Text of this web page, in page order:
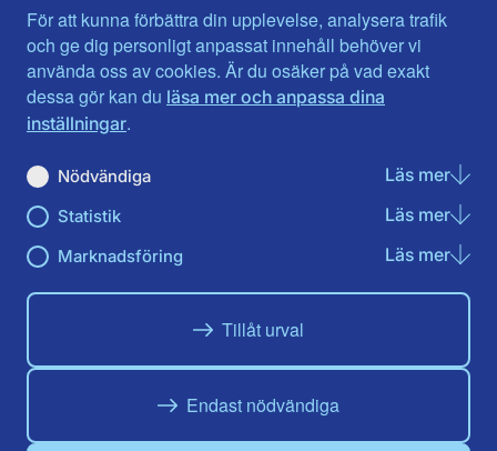
För att kunna förbättra din upplevelse, analysera trafik
och ge dig personligt anpassat innehåll behöver vi
använda oss av cookies. Är du osäker på vad exakt
dessa gör kan du läsa mer och anpassa dina
inställningar.
Nödvändiga Läs merom
Statistik Läs merom
Marknadsföring Läs merom
Tillåt urval
Endast nödvändiga
Jämtlands län
Jönköpings län
Kalmar län
Kronobergs län
Norrbotten
Skåne län
Västra Götaland
Västernorrland
Västmanland
Örebro län
Östergötland
Du hittar oss här på sociala medier
Facebook
Instagram